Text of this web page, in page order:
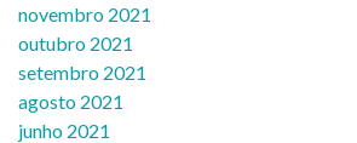
novembro 2021
outubro 2021
setembro 2021
agosto 2021
junho 2021